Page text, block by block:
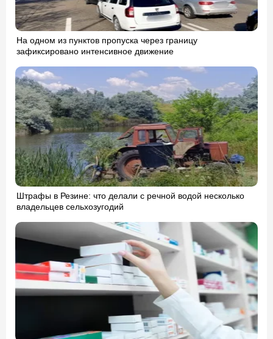
На одном из пунктов пропуска через границу
зафиксировано интенсивное движение
Штрафы в Резине: что делали с речной водой несколько
владельцев сельхозугодий